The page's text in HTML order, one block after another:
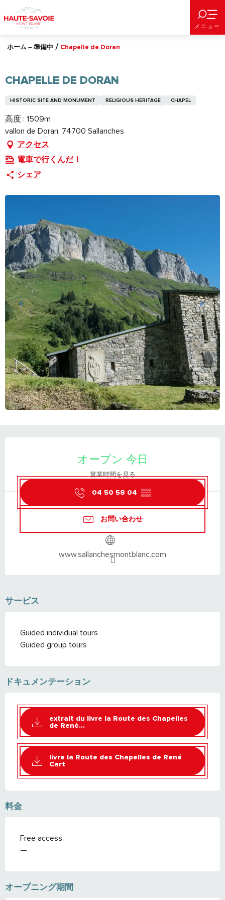
au
contenu
principal
メニュー
ホーム – 準備中 Chapelle de Doran
CHAPELLE DE DORAN
HISTORIC SITE AND MONUMENT RELIGIOUS HERITAGE CHAPEL
高度 : 1509m
vallon de Doran, 74700 Sallanches
アクセス
電車で行くんだ！
シェア
オープン 今日
営業時間を見る
04 50 58 04 ▒▒
お問い合わせ
www.sallanchesmontblanc.com
サービス
Guided individual tours
Guided group tours
ドキュメンテーション
extrait du livre la Route des Chapelles
de René...
livre la Route des Chapelles de René
Cart
料金
Free access.
—
オープニング期間